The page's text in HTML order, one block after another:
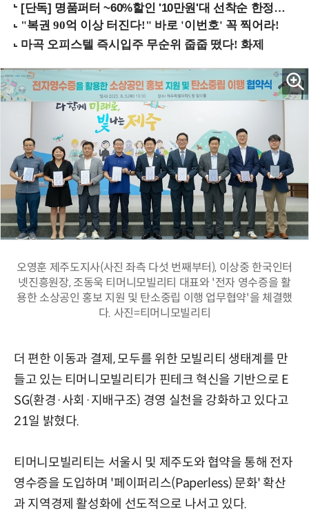
[단독] 명품퍼터 ~60%할인 '10만원'대 선착순 한정판매!
오영훈 제주도지사(사진 좌측 다섯 번째부터), 이상중 한국인터
넷진흥원장, 조동욱 티머니모빌리티 대표와 '전자 영수증을 활
용한 소상공인 홍보 지원 및 탄소중립 이행 업무협약'을 체결했
다. 사진=티머니모빌리티
더 편한 이동과 결제, 모두를 위한 모빌리티 생태계를 만
들고 있는 티머니모빌리티가 핀테크 혁신을 기반으로 E
SG(환경·사회·지배구조) 경영 실천을 강화하고 있다고
21일 밝혔다.
티머니모빌리티는 서울시 및 제주도와 협약을 통해 전자
영수증을 도입하며 '페이퍼리스(Paperless) 문화' 확산
과 지역경제 활성화에 선도적으로 나서고 있다.